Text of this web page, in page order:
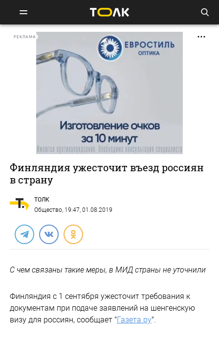
РЕКЛАМА
Финляндия ужесточит въезд россиян
в страну
ТОЛК
Общество, 19:47, 01.08.2019
С чем связаны такие меры, в МИД страны не уточнили
Финляндия с 1 сентября ужесточит требования к
документам при подаче заявлений на шенгенскую
визу для россиян, сообщает "Газета.ру".